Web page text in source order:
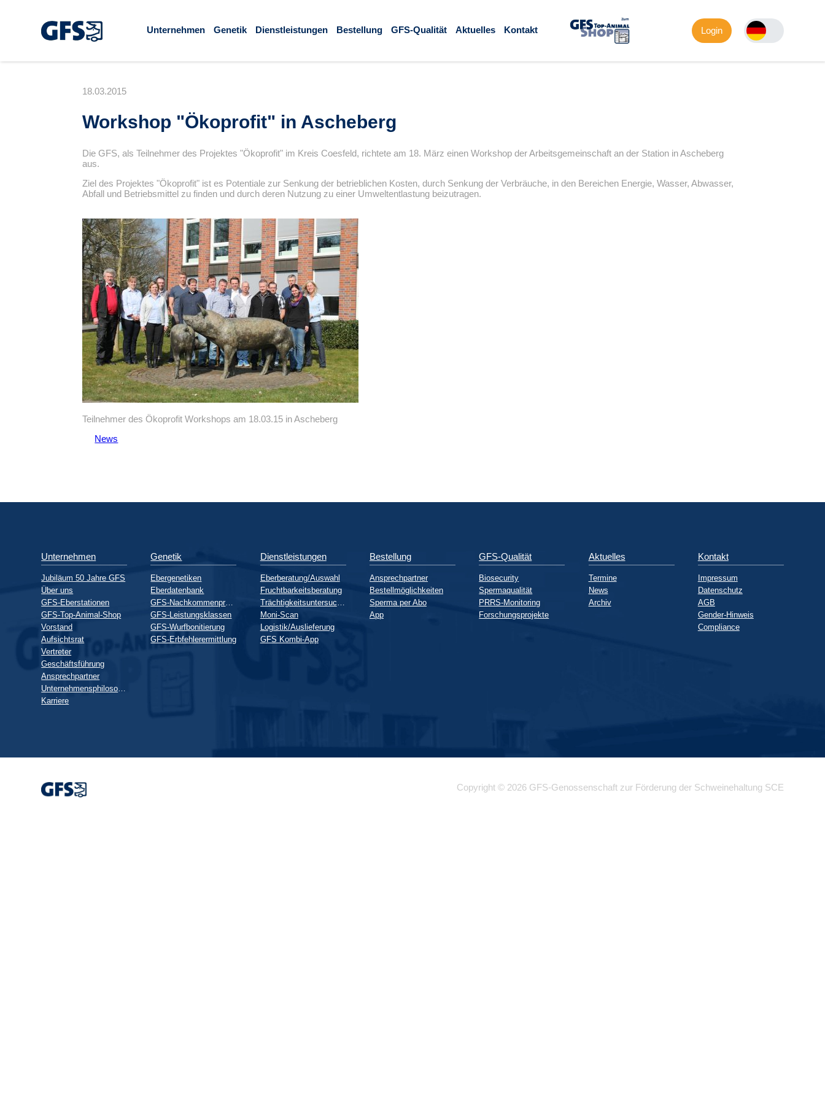
Unternehmen Genetik Dienstleistungen Bestellung GFS-Qualität Aktuelles Kontakt Login
18.03.2015
Workshop Ökoprofit in Ascheberg
Die GFS, als Teilnehmer des Projektes Ökoprofit im Kreis Coesfeld, richtete am 18. März einen Workshop der Arbeitsgemeinschaft an der Station in Ascheberg
aus.
Ziel des Projektes Ökoprofit ist es Potentiale zur Senkung der betrieblichen Kosten, durch Senkung der Verbräuche, in den Bereichen Energie, Wasser, Abwasser,
Abfall und Betriebsmittel zu finden und durch deren Nutzung zu einer Umweltentlastung beizutragen.
Teilnehmer des Ökoprofit Workshops am 18.03.15 in Ascheberg
News
Unternehmen
Jubiläum 50 Jahre GFS
Über uns
GFS-Eberstationen
GFS-Top-Animal-Shop
Vorstand
Aufsichtsrat
Vertreter
Geschäftsführung
Ansprechpartner
Karriere
Genetik
Ebergenetiken
Eberdatenbank
GFS-Nachkommenprüfung
GFS-Leistungsklassen
GFS-Wurfbonitierung
GFS-Erbfehlerermittlung
Dienstleistungen
Eberberatung/Auswahl
Fruchtbarkeitsberatung
Moni-Scan
Logistik/Auslieferung
GFS Kombi-App
Bestellung
Ansprechpartner
Bestellmöglichkeiten
Sperma per Abo
App
GFS-Qualität
Biosecurity
Spermaqualität
PRRS-Monitoring
Forschungsprojekte
Aktuelles
Termine
News
Archiv
Kontakt
Impressum
Datenschutz
AGB
Gender-Hinweis
Compliance
Copyright © 2026 GFS-Genossenschaft zur Förderung der Schweinehaltung SCE